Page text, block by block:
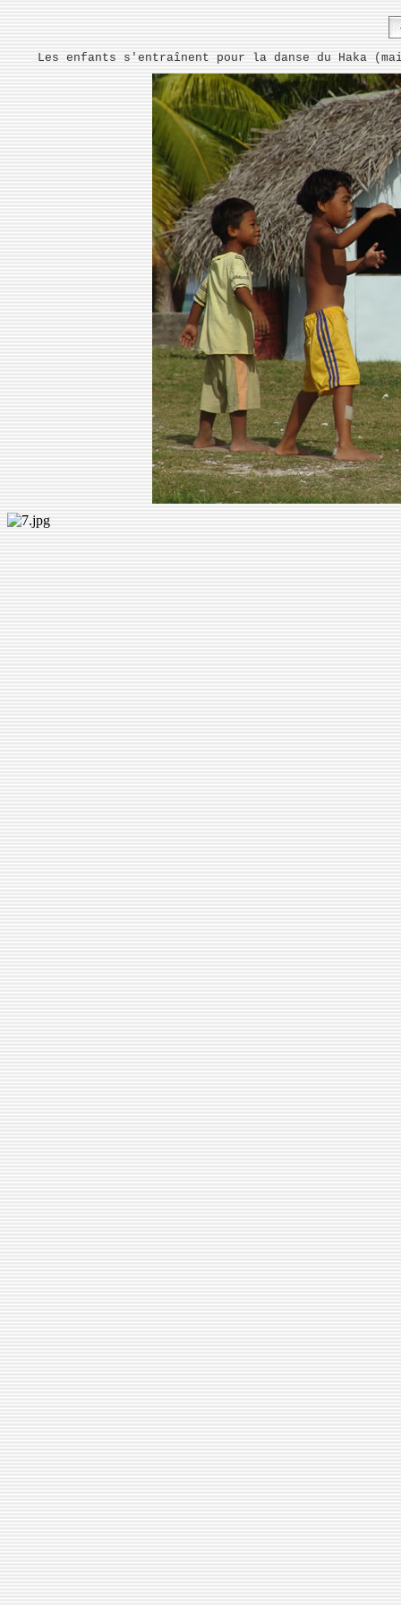
Les enfants s'entraînent pour la danse du Haka